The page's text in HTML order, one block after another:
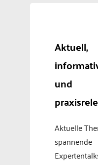
Aktuell,
und
Aktuelle
spannende